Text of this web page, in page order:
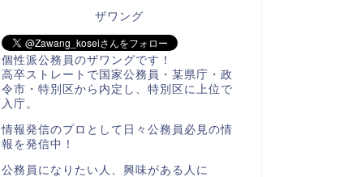
ザワング
個性派公務員のザワングです！
高卒ストレートで国家公務員・某県庁・政
令市・特別区から内定し、特別区に上位で
入庁。
情報発信のプロとして日々公務員必見の情
報を発信中！
公務員になりたい人、興味がある人に